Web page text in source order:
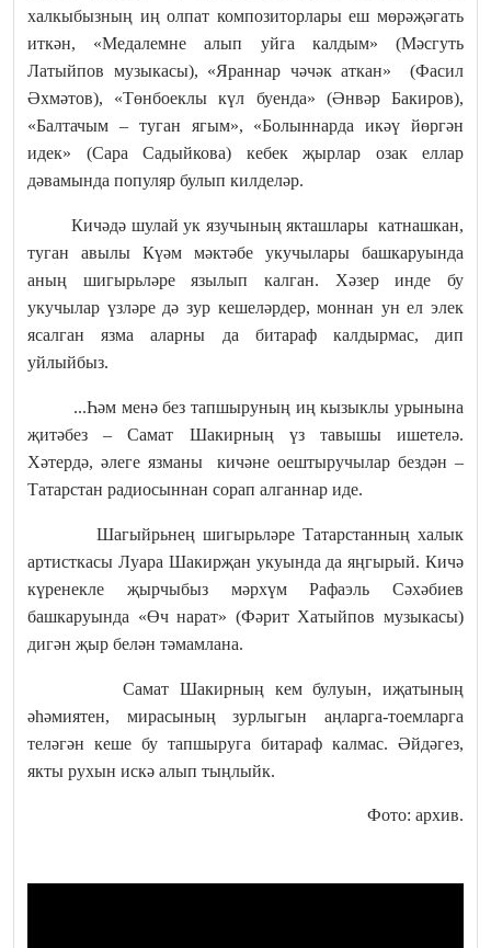
халкыбызның иң олпат композиторлары еш мөрәҗәгать
иткән, «Медалемне алып уйга калдым» (Мәсгуть
Латыйпов музыкасы), «Яраннар чәчәк аткан» (Фасил
Әхмәтов), «Төнбоеклы күл буенда» (Әнвәр Бакиров),
«Балтачым – туган ягым», «Болыннарда икәү йөргән
идек» (Сара Садыйкова) кебек җырлар озак еллар
дәвамында популяр булып килделәр.
Кичәдә шулай ук язучының якташлары катнашкан,
туган авылы Күәм мәктәбе укучылары башкаруында
аның шигырьләре язылып калган. Хәзер инде бу
укучылар үзләре дә зур кешеләрдер, моннан ун ел элек
ясалган язма аларны да битараф калдырмас, дип
уйлыйбыз.
...Һәм менә без тапшыруның иң кызыклы урынына
җитәбез – Самат Шакирның үз тавышы ишетелә.
Хәтердә, әлеге язманы кичәне оештыручылар бездән –
Татарстан радиосыннан сорап алганнар иде.
Шагыйрьнең шигырьләре Татарстанның халык
артисткасы Луара Шакирҗан укуында да яңгырый. Кичә
күренекле җырчыбыз мәрхүм Рафаэль Сәхәбиев
башкаруында «Өч нарат» (Фәрит Хатыйпов музыкасы)
дигән җыр белән тәмамлана.
Самат Шакирның кем булуын, иҗатының
әһәмиятен, мирасының зурлыгын аңларга-тоемларга
теләгән кеше бу тапшыруга битараф калмас. Әйдәгез,
якты рухын искә алып тыңлыйк.
Фото: архив.